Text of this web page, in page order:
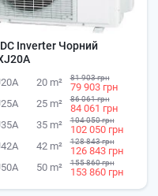
Inverter Чорний
20 m² 81 903 грн
79 903 грн
25 m² 86 061 грн
84 061 грн
35 m² 104 050 грн
102 050 грн
42 m² 128 843 грн
126 843 грн
50 m² 155 860 грн
153 860 грн